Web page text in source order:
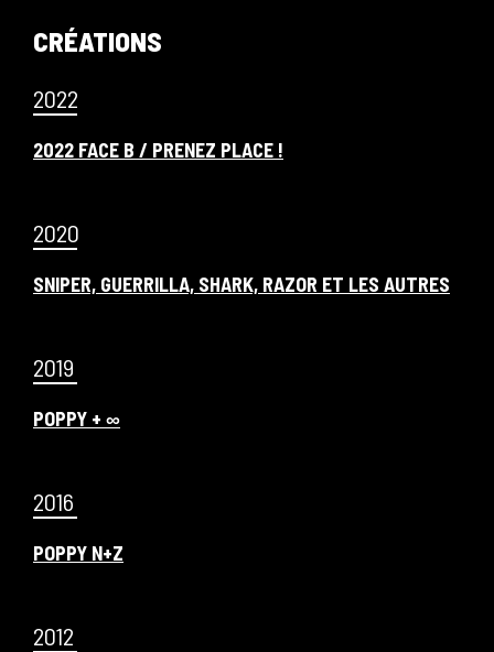
CRÉATIONS
2022
2022 FACE B / PRENEZ PLACE !
2020
SNIPER, GUERRILLA, SHARK, RAZOR ET LES AUTRES
2019
POPPY + ∞
2016
POPPY N+Z
2012